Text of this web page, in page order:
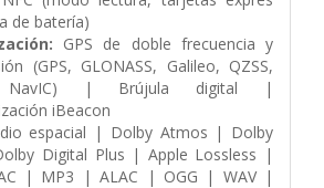
de batería)
GPS de doble frecuencia y
(GPS, GLONASS, Galileo, QZSS,
NavIC) | Brújula digital |
iBeacon
espacial | Dolby Atmos | Dolby
Digital Plus | Apple Lossless |
| MP3 | ALAC | OGG | WAV |